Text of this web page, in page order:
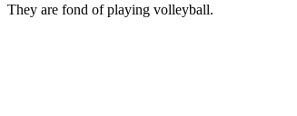
They are fond of playing volleyball.